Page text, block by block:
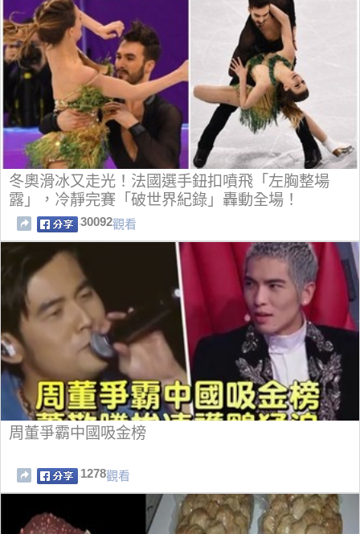
冬奧滑冰又走光！法國選手鈕扣噴飛「左胸整場
露」，冷靜完賽「破世界紀錄」轟動全場！
30092觀看
周董爭霸中國吸金榜
1278觀看